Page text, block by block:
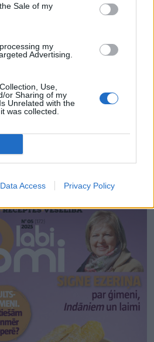
Sale of my
my
Advertising.
Use,
or Sharing of my
Unrelated with the
was collected.
Data Access Privacy Policy
drenāžas slāni no keramzīta,
smiltīm, jo stāvošs ūdens
stādi pavasarī pirms
vai uzreiz pēc tās 40–50 cm
www.zurnali.lv.